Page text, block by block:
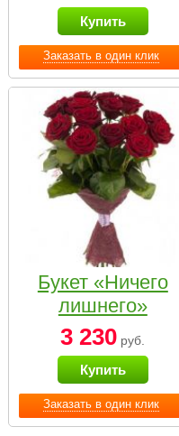
Заказать в один клик
Купить
Заказать в один клик
Букет «Ничего
лишнего»
3 230 руб.
Купить